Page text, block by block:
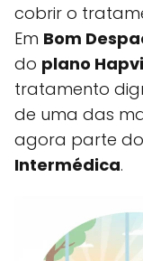
cobrir o
Em Bom
do plano
tratamento
de uma das
agora parte do
Intermédica.